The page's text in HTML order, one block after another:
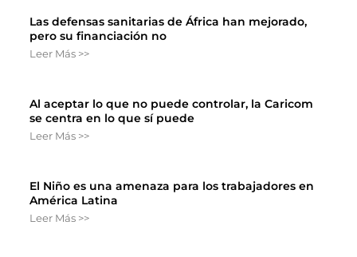
Las defensas sanitarias de África han mejorado,
pero su financiación no
Leer Más >>
Al aceptar lo que no puede controlar, la Caricom
se centra en lo que sí puede
Leer Más >>
El Niño es una amenaza para los trabajadores en
América Latina
Leer Más >>